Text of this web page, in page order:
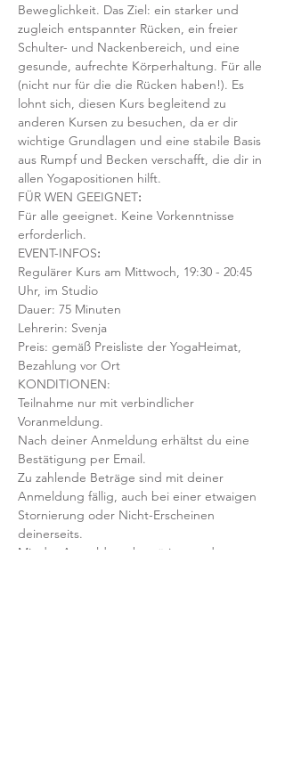
Beweglichkeit. Das Ziel: ein starker und
zugleich entspannter Rücken, ein freier
Schulter- und Nackenbereich, und eine
gesunde, aufrechte Körperhaltung. Für alle
(nicht nur für die die Rücken haben!). Es
lohnt sich, diesen Kurs begleitend zu
anderen Kursen zu besuchen, da er dir
wichtige Grundlagen und eine stabile Basis
aus Rumpf und Becken verschafft, die dir in
allen Yogapositionen hilft.
FÜR WEN GEEIGNET:
Für alle geeignet. Keine Vorkenntnisse
erforderlich.
EVENT-INFOS:
Regulärer Kurs am Mittwoch, 19:30 - 20:45
Uhr, im Studio
Dauer: 75 Minuten
Lehrerin: Svenja
Preis: gemäß Preisliste der YogaHeimat,
Bezahlung vor Ort
KONDITIONEN:
Teilnahme nur mit verbindlicher
Voranmeldung.
Nach deiner Anmeldung erhältst du eine
Bestätigung per Email.
Zu zahlende Beträge sind mit deiner
Anmeldung fällig, auch bei einer etwaigen
Stornierung oder Nicht-Erscheinen
deinerseits.
Mit der Anmeldung bestätigst und